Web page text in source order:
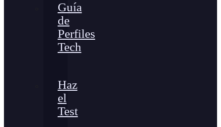
Guía
de
Perfiles
Tech
Haz
el
Test